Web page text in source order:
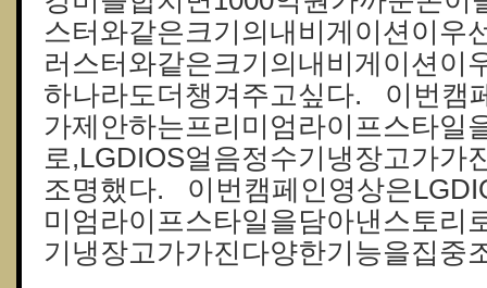
스터와같은크기의내비게이션이우
러스터와같은크기의내비게이션이
하나라도더챙겨주고싶다. 이번캠
가제안하는프리미엄라이프스타일
로,LGDIOS얼음정수기냉장고가가
조명했다. 이번캠페인영상은
미엄라이프스타일을담아낸스토리
기냉장고가가진다양한기능을집중